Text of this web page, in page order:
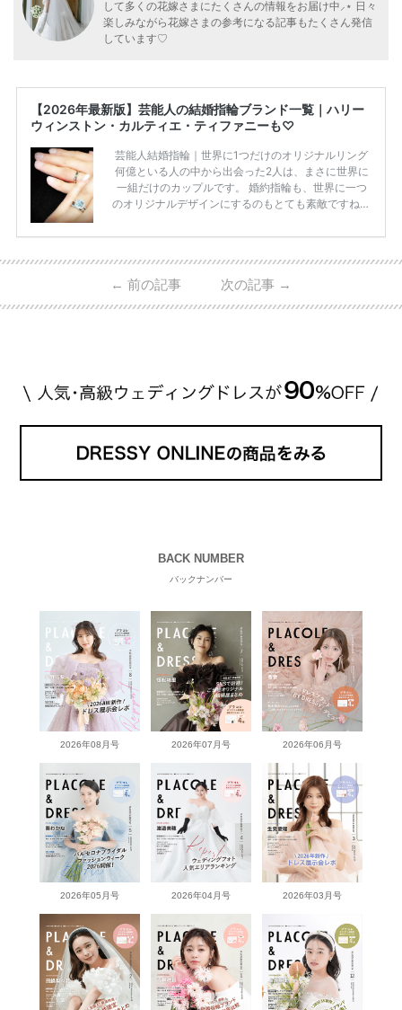
して多くの花嫁さまにたくさんの情報をお届け中⸝⋆ 日々
楽しみながら花嫁さまの参考になる記事もたくさん発信
しています♡
【2026年最新版】芸能人の結婚指輪ブランド一覧｜ハリー
ウィンストン・カルティエ・ティファニーも♡
芸能人結婚指輪｜世界に1つだけのオリジナルリング
何億といる人の中から出会った2人は、まさに世界に
一組だけのカップルです。 婚約指輪も、世界に一つ
のオリジナルデザインにするのもとても素敵ですね♡
のを形にするのも想い出になります。 上戸彩さん・H
HPより引用 2011年9月に結婚した女優の上戸彩さん
とEXILEのHIROさん。 上戸さんに贈った婚約指輪
← 前の記事 次の記事 →
BACK NUMBER
バックナンバー
2026年08月号 2026年07月号 2026年06月号
2026年05月号 2026年04月号 2026年03月号